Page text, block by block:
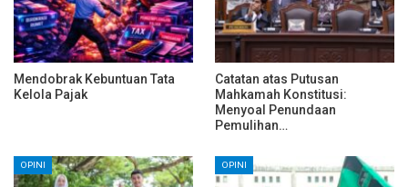
Mendobrak Kebuntuan Tata
Kelola Pajak
Catatan atas Putusan
Mahkamah Konstitusi:
Menyoal Penundaan
Pemulihan…
OPINI OPINI